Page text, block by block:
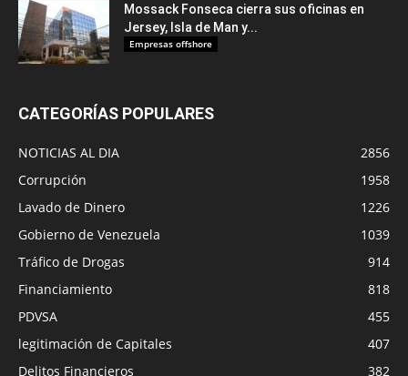
Mossack Fonseca cierra sus oficinas en
Jersey, Isla de Man y...
Empresas offshore
CATEGORÍAS POPULARES
NOTICIAS AL DIA
2856
Corrupción
1958
Lavado de Dinero
1226
Gobierno de Venezuela
1039
Tráfico de Drogas
914
Financiamiento
818
PDVSA
455
legitimación de Capitales
407
Delitos Financieros
382